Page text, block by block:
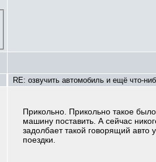
RE: озвучить автомобиль и ещё что-
Прикольно. Прикольно такое
машину поставить. А сейчас
задолбает такой говорящий авто
поездки.